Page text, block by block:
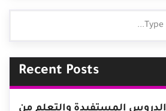
Recent Posts
الدروس المستفيدة والتعلم من